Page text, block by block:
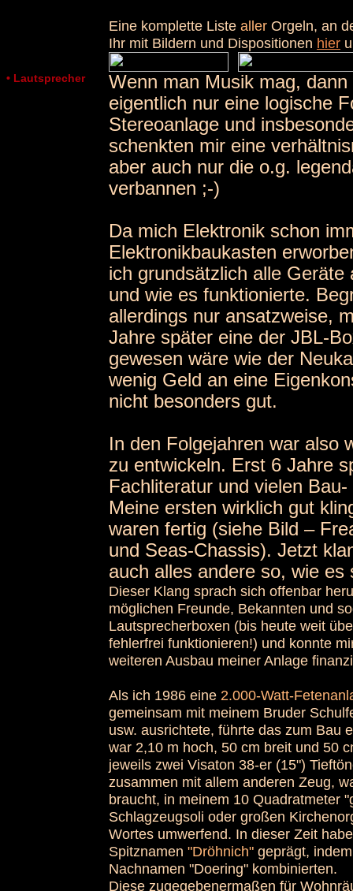
Eine komplette Liste aller Orgeln, an
Ihr mit Bildern und Dispositionen hier
• Lautsprecher
Wenn man Musik mag,
eigentlich nur eine logische
Stereoanlage und
schenkten mir eine
aber auch nur die o.g.
verbannen ;-)
Da mich Elektronik schon
Elektronikbaukasten
ich grundsätzlich alle
und wie es funktionierte.
allerdings nur ansatzweise,
Jahre später eine der JBL-
gewesen wäre wie der
wenig Geld an eine
nicht besonders gut.
In den Folgejahren war also
zu entwickeln. Erst 6 Jahre
Fachliteratur und vielen
Meine ersten wirklich gut
waren fertig (siehe Bild –
und Seas-Chassis). Jetzt
auch alles andere so, wie es
Dieser Klang sprach sich offenbar
möglichen Freunde, Bekannten und
Lautsprecherboxen (bis heute weit
fehlerfrei funktionieren!) und konnte
weiteren Ausbau meiner Anlage
Als ich 1986 eine 2.000-Watt-
gemeinsam mit meinem Bruder
usw. ausrichtete, führte das zum Bau
war 2,10 m hoch, 50 cm breit und 50
jeweils zwei Visaton 38-er (15")
zusammen mit allem anderen Zeug,
braucht, in meinem 10 Quadratmeter
Schlagzeugsoli oder großen
Wortes umwerfend. In dieser Zeit
Spitznamen "Dröhnich" geprägt,
Nachnamen "Doering" kombinierten.
Diese zugegebenermaßen für